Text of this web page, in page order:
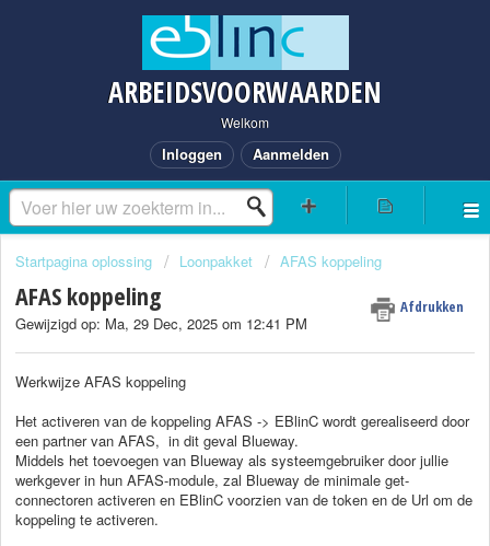
ARBEIDSVOORWAARDEN
Welkom
Inloggen Aanmelden
Startpagina oplossing Loonpakket AFAS koppeling
AFAS koppeling Afdrukken
Gewijzigd op: Ma, 29 Dec, 2025 om 12:41 PM
Werkwijze AFAS koppeling
Het activeren van de koppeling AFAS -> EBlinC wordt gerealiseerd door
een partner van AFAS, in dit geval Blueway.
Middels het toevoegen van Blueway als systeemgebruiker door jullie
werkgever in hun AFAS-module, zal Blueway de minimale get-
connectoren activeren en EBlinC voorzien van de token en de Url om de
koppeling te activeren.